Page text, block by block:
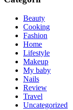
Beauty
Cooking
Fashion
Home
Lifestyle
Makeup
My baby
Nails
Review
Travel
Uncategorized